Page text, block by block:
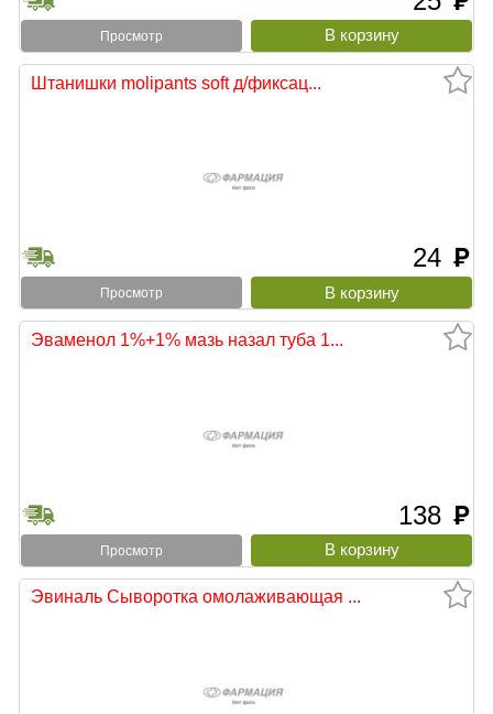
Просмотр
Штанишки molipants soft д/фиксац...
24 руб
Просмотр
Эваменол 1%+1% мазь назал туба 1...
138 руб
Просмотр
Эвиналь Сыворотка омолаживающая ...